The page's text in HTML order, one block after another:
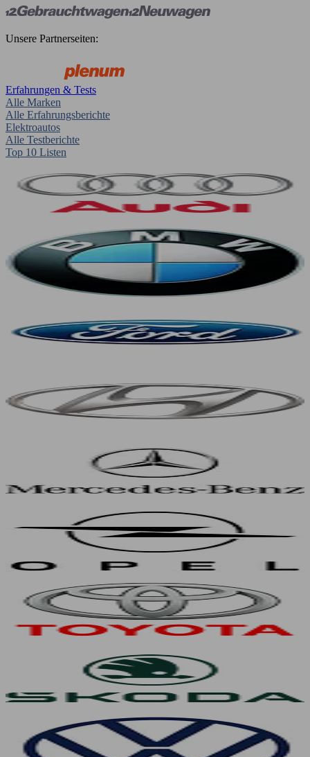
Unsere Partnerseiten:
Erfahrungen & Tests
Alle Marken
Alle Erfahrungsberichte
Elektroautos
Alle Testberichte
Top 10 Listen